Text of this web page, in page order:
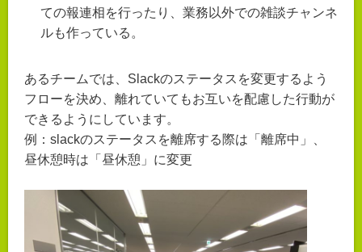
ての報連相を行ったり、業務以外での雑談チャンネ
ルも作っている。
あるチームでは、Slackのステータスを変更するよう
フローを決め、離れていてもお互いを配慮した行動が
できるようにしています。
例：slackのステータスを離席する際は「離席中」、
昼休憩時は「昼休憩」に変更